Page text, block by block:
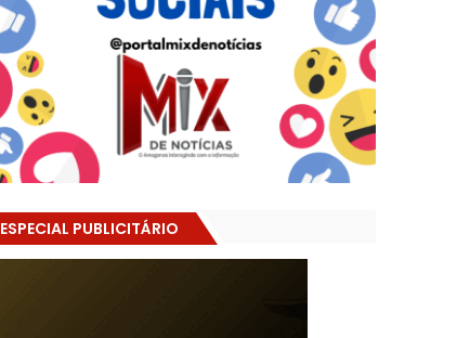
ESPECIAL PUBLICITÁRIO